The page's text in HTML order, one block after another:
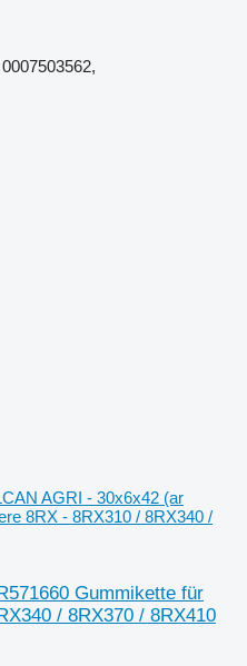
AGRI - 30x6x42 (ar
8RX - 8RX310 / 8RX340 /
Gummikette für
/ 8RX370 / 8RX410